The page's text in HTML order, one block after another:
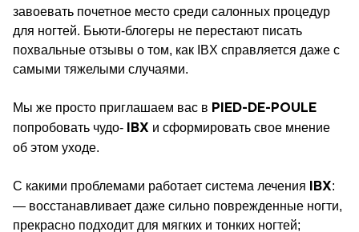
завоевать почетное место среди салонных процедур
для ногтей. Бьюти-блогеры не перестают писать
похвальные отзывы о том, как IBX справляется даже с
самыми тяжелыми случаями.
Мы же просто приглашаем вас в PIED-DE-POULE
попробовать чудо- IBX и сформировать свое мнение
об этом уходе.
С какими проблемами работает система лечения IBX:
— восстанавливает даже сильно поврежденные ногти,
прекрасно подходит для мягких и тонких ногтей;